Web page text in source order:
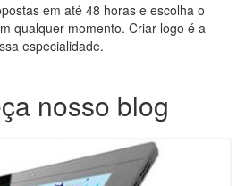
em até 48 horas e escolha o
qualquer momento. Criar logo é a
especialidade.
nosso blog